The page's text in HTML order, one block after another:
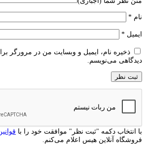
نام *
ایمیل *
ذخیره نام، ایمیل و وبسایت من در مرورگر
دیدگاهی می‌نویسم.
با انتخاب دکمه "ثبت نظر" موافقت خود را با
فروشگاه آنلاین هیس اعلام می‌کنم.